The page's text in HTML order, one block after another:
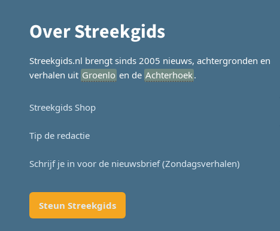
Over Streekgids
Streekgids.nl brengt sinds 2005 nieuws, achtergronden en
verhalen uit Groenlo en de Achterhoek.
Streekgids Shop
Tip de redactie
Schrijf je in voor de nieuwsbrief (Zondagsverhalen)
Steun Streekgids